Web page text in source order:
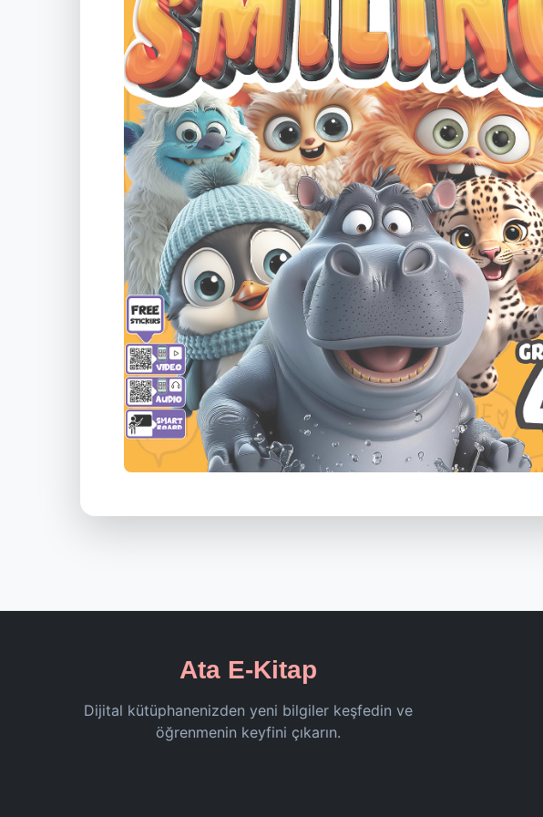
Ata E-Kitap
Dijital kütüphanenizden yeni bilgiler keşfedin ve
öğrenmenin keyfini çıkarın.